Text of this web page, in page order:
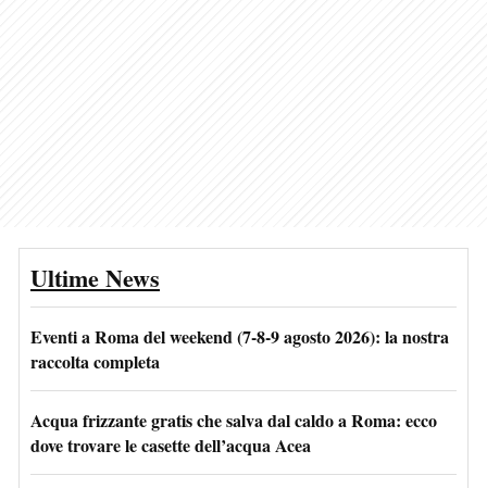
Ultime News
Eventi a Roma del weekend (7-8-9 agosto 2026): la nostra
raccolta completa
Acqua frizzante gratis che salva dal caldo a Roma: ecco
dove trovare le casette dell’acqua Acea